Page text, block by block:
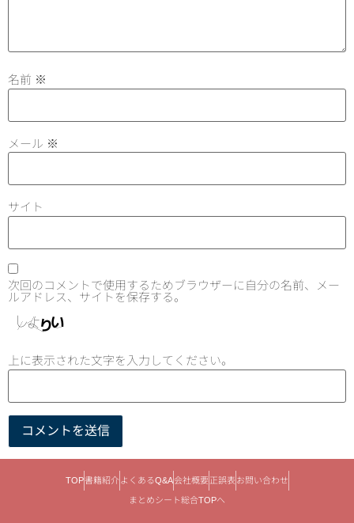
名前 ※
メール ※
サイト
次回のコメントで使用するためブラウザーに自分の名前、メー
ルアドレス、サイトを保存する。
上に表示された文字を入力してください。
TOP 書籍紹介 よくあるQ&A 会社概要 正誤表 お問い合わせ
まとめシート総合TOPへ